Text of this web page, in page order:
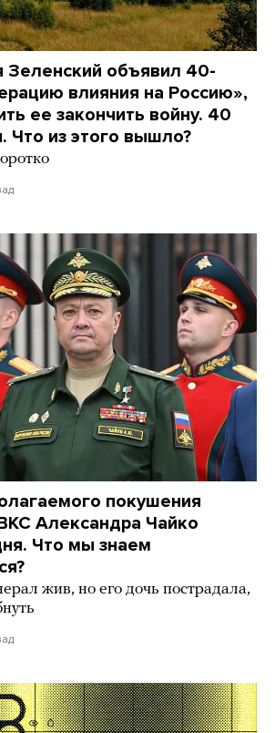
Зеленский объявил 40-
влияния на Россию»,
ее закончить войну. 40
Что из этого вышло?
покушения
Александра Чайко
Что мы знаем
жив, но его дочь пострадала,